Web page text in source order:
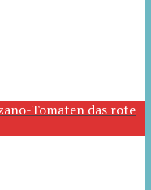
Tomaten das rote